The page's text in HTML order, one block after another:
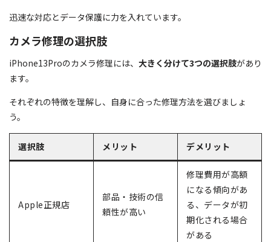
迅速な対応とデータ保護に力を入れています。
カメラ修理の選択肢
iPhone13Proのカメラ修理には、 大きく分けて3つの選択肢があり
ます。
それぞれの特徴を理解し、自身に合った修理方法を選びましょ
う。
選択肢 メリット デメリット
Apple正規店
部品・技術の信
頼性が高い
修理費用が高額
になる傾向があ
る、データが初
期化される場合
がある